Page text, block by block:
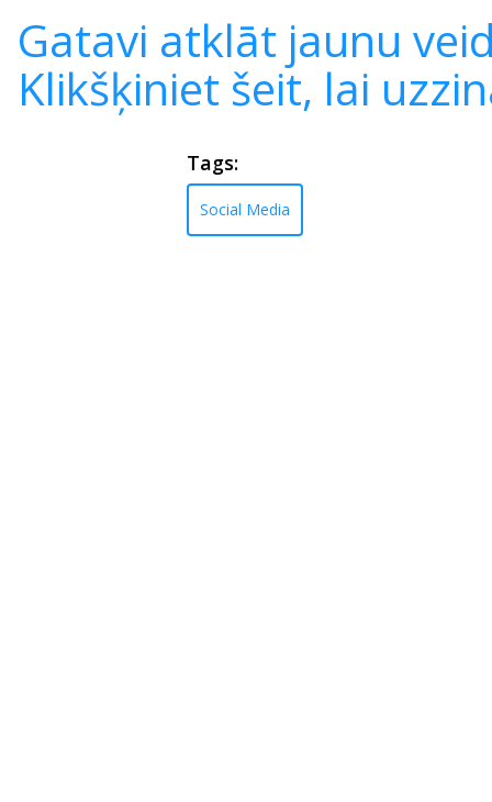
Gatavi atklāt jaunu
Klikšķiniet šeit, lai
Tags:
Social Media